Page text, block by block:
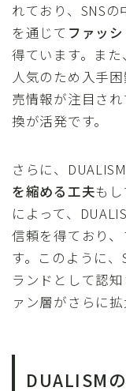
れており、SNS
を通じて ファッ
得ています。また
人気のため入手
売情報が注目さ
換が活発です。
さらに、
を縮める工夫も
によって、
信頼を得ており
す。このように
ランドとして認
ァン層がさらに
DUALISM